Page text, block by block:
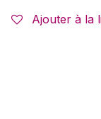
Ajouter à la